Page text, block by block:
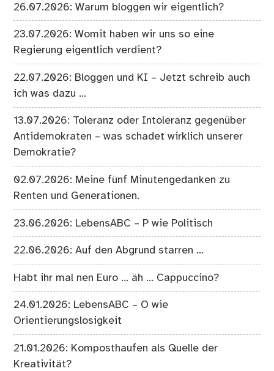
26.07.2026: Warum bloggen wir eigentlich?
23.07.2026: Womit haben wir uns so eine
Regierung eigentlich verdient?
22.07.2026: Bloggen und KI – Jetzt schreib auch
ich was dazu …
13.07.2026: Toleranz oder Intoleranz gegenüber
Antidemokraten – was schadet wirklich unserer
Demokratie?
02.07.2026: Meine fünf Minutengedanken zu
Renten und Generationen.
23.06.2026: LebensABC – P wie Politisch
22.06.2026: Auf den Abgrund starren …
Habt ihr mal nen Euro … äh … Cappuccino?
24.01.2026: LebensABC – O wie
Orientierungslosigkeit
21.01.2026: Komposthaufen als Quelle der
Kreativität?